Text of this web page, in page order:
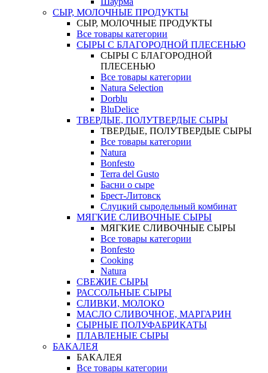
СЫР, МОЛОЧНЫЕ ПРОДУКТЫ
СЫР, МОЛОЧНЫЕ ПРОДУКТЫ
Все товары категории
СЫРЫ С БЛАГОРОДНОЙ ПЛЕСЕНЬЮ
СЫРЫ С БЛАГОРОДНОЙ
ПЛЕСЕНЬЮ
Все товары категории
Natura Selection
Dorblu
BluDelice
ТВЕРДЫЕ, ПОЛУТВЕРДЫЕ СЫРЫ
ТВЕРДЫЕ, ПОЛУТВЕРДЫЕ СЫРЫ
Все товары категории
Natura
Bonfesto
Terra del Gusto
Басни о сыре
Брест-Литовск
Слуцкий сыродельный комбинат
МЯГКИЕ СЛИВОЧНЫЕ СЫРЫ
МЯГКИЕ СЛИВОЧНЫЕ СЫРЫ
Все товары категории
Bonfesto
Cooking
Natura
СВЕЖИЕ СЫРЫ
РАССОЛЬНЫЕ СЫРЫ
СЛИВКИ, МОЛОКО
МАСЛО СЛИВОЧНОЕ, МАРГАРИН
СЫРНЫЕ ПОЛУФАБРИКАТЫ
ПЛАВЛЕНЫЕ СЫРЫ
БАКАЛЕЯ
БАКАЛЕЯ
Все товары категории